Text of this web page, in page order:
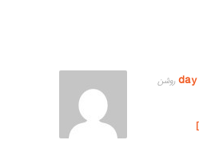
day روشن